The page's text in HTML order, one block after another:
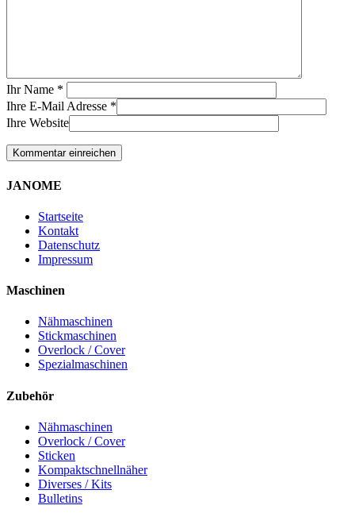
Ihr Name *
Ihre E-Mail Adresse *
Ihre Website
JANOME
Startseite
Kontakt
Datenschutz
Impressum
Maschinen
Nähmaschinen
Stickmaschinen
Overlock / Cover
Spezialmaschinen
Zubehör
Nähmaschinen
Overlock / Cover
Sticken
Kompaktschnellnäher
Diverses / Kits
Bulletins